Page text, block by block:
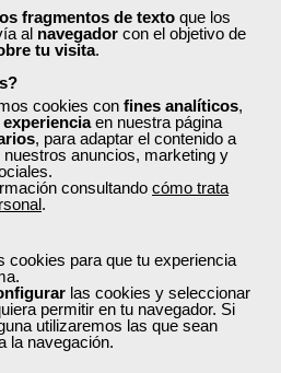
fragmentos de texto que los
al navegador con el objetivo de
tu visita.
cookies con fines analíticos,
en nuestra página
, para adaptar el contenido a
anuncios, marketing y
consultando cómo trata
.
cookies para que tu experiencia
las cookies y seleccionar
permitir en tu navegador. Si
utilizaremos las que sean
la navegación.
sobre cursos, ofertas
el aprendizaje.
de Privacidad